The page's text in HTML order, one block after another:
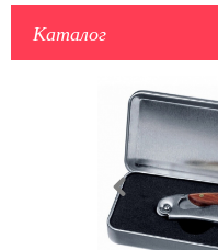
Каталог